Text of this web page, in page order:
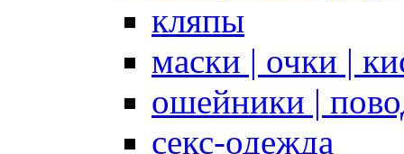
кляпы
маски | очки |
ошейники |
секс-одежда